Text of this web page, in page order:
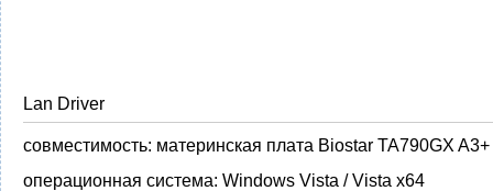
Lan Driver
совместимость: материнская плата Biostar TA790GX A3+
операционная система: Windows Vista / Vista x64